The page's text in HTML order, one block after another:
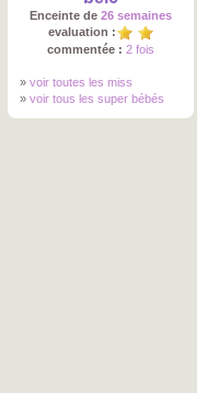
Enceinte de 26 semaines
evaluation :
commentée : 2 fois
» voir toutes les miss
» voir tous les super bébés